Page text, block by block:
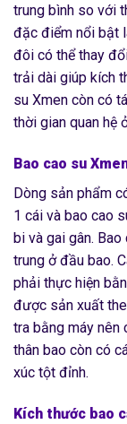
trung bình so với
đặc điểm nổi bật
đôi có thể thay
trải dài giúp kích
su Xmen còn có
thời gian quan hệ
Bao cao su
Dòng sản phẩm
1 cái và bao cao
bi và gai gân.
trung ở đầu bao.
phải thực hiện
được sản xuất
tra bằng máy nên
thân bao còn có
xúc tột đỉnh.
Kích thước bao